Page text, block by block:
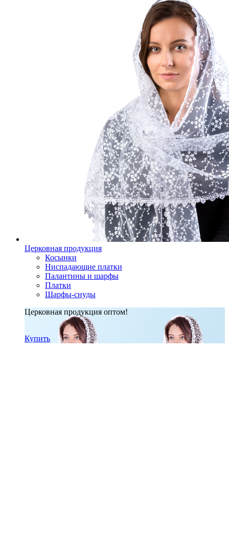
Церковная продукция
Косынки
Ниспадающие платки
Палантины и шарфы
Платки
Шарфы-снуды
Церковная продукция оптом!
Купить